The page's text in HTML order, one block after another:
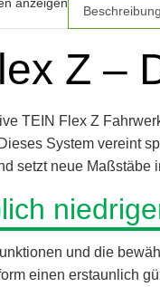
anzeigen
Beschreibung
Z –
TEIN Flex Z
System vereint
setzt neue Maßstäbe
und die
einen erstaunlich